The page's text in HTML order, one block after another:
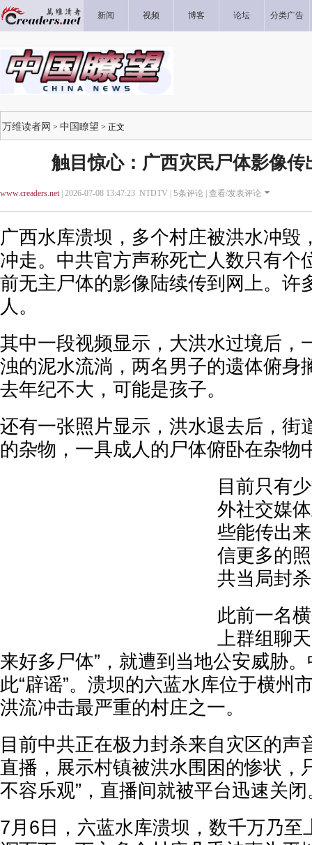
新闻 视频 博客 论坛 分类广告
万维读者网 > 中国瞭望 > 正文
触目惊心：广西灾民尸体影像传
www.creaders.net| 2026-07-08 13:47:23 NTDTV | 5条评论 | 查看/发表评论
广西水库溃坝，多个村庄被洪水冲毁
冲走。中共官方声称死亡人数只有个
前无主尸体的影像陆续传到网上。许
人。
其中一段视频显示，大洪水过境后，
浊的泥水流淌，两名男子的遗体俯身
去年纪不大，可能是孩子。
还有一张照片显示，洪水退去后，街
的杂物，一具成人的尸体俯卧在杂物
目前只有
外社交媒
些能传出
信更多的
共当局封
此前一名
上群组聊
来好多尸体”，就遭到当地公安威胁
此“辟谣”。溃坝的六蓝水库位于横州
洪流冲击最严重的村庄之一。
目前中共正在极力封杀来自灾区的声
直播，展示村镇被洪水围困的惨状，
不容乐观”，直播间就被平台迅速关闭
7月6日，六蓝水库溃坝，数千万乃至